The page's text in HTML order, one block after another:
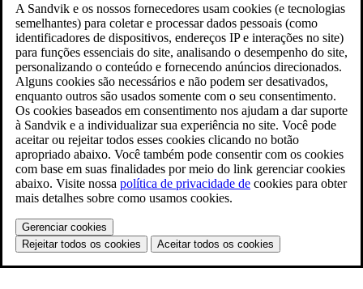
A Sandvik e os nossos fornecedores usam cookies (e tecnologias
semelhantes) para coletar e processar dados pessoais (como
identificadores de dispositivos, endereços IP e interações no site)
para funções essenciais do site, analisando o desempenho do site,
personalizando o conteúdo e fornecendo anúncios direcionados.
Alguns cookies são necessários e não podem ser desativados,
enquanto outros são usados somente com o seu consentimento.
Os cookies baseados em consentimento nos ajudam a dar suporte
à Sandvik e a individualizar sua experiência no site. Você pode
aceitar ou rejeitar todos esses cookies clicando no botão
apropriado abaixo. Você também pode consentir com os cookies
com base em suas finalidades por meio do link gerenciar cookies
abaixo. Visite nossa política de privacidade de cookies para obter
mais detalhes sobre como usamos cookies.
Gerenciar cookies
Rejeitar todos os cookies
Aceitar todos os cookies